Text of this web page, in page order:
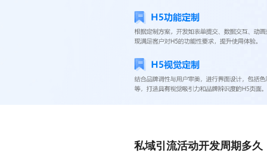
私域引流活动开发周期多久